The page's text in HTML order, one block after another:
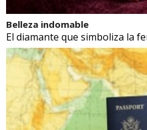
Belleza indomable
El diamante que simboliza la